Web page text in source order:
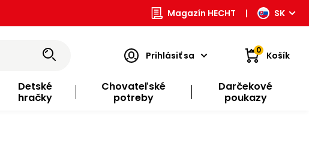
Magazín HECHT | SK
Prihlásiť sa 0 Košík
Detské
hračky
Chovateľské
potreby
Darčekové
poukazy